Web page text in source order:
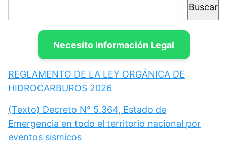
Buscar
Necesito Información Legal
REGLAMENTO DE LA LEY ORGÁNICA DE
HIDROCARBUROS 2026
(Texto) Decreto N° 5.364, Estado de
Emergencia en todo el territorio nacional por
eventos sismicos